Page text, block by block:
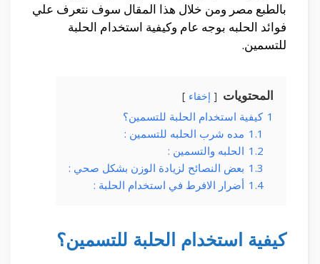
بالطبع مصر ومن خلال هذا المقال سوف نتعرف علي
فوائد الحلبه بوجه عام وكيفية استخدام الحلبة
للتسمين.
المحتويات إخفاء
1 كيفية استخدام الحلبة للتسمين؟
1.1 مده شرب الحلبه للتسمين :
1.2 الحلبه والتسمين :
1.3 بعض النصائح لزيادة الوزن بشكل صحي :
1.4 أضرار الافرط في استخدام الحلبة :
كيفية استخدام الحلبة للتسمين؟